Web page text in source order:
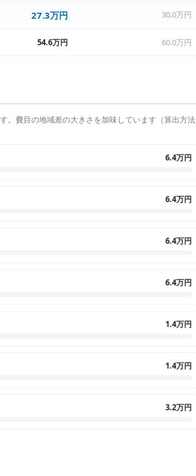
27.3万円 30.0万円
54.6万円 60.0万円
。費目の地域差の大きさを加味しています（算出方法
6.4万円
6.4万円
6.4万円
6.4万円
1.4万円
1.4万円
3.2万円